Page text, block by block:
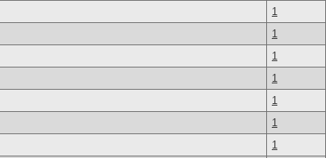
1
1
1
1
1
1
1